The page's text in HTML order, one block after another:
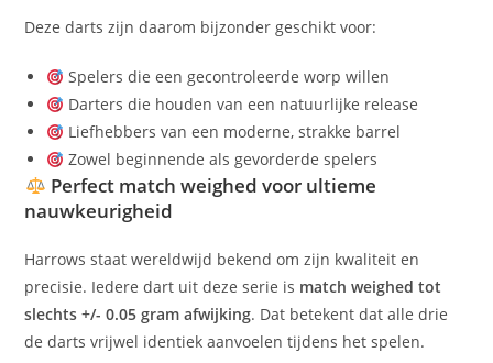
Deze darts zijn daarom bijzonder geschikt voor:
Spelers die een gecontroleerde worp willen
Darters die houden van een natuurlijke release
Liefhebbers van een moderne, strakke barrel
Zowel beginnende als gevorderde spelers
Perfect match weighed voor ultieme
nauwkeurigheid
Harrows staat wereldwijd bekend om zijn kwaliteit en
precisie. Iedere dart uit deze serie is match weighed tot
slechts +/- 0.05 gram afwijking. Dat betekent dat alle drie
de darts vrijwel identiek aanvoelen tijdens het spelen.